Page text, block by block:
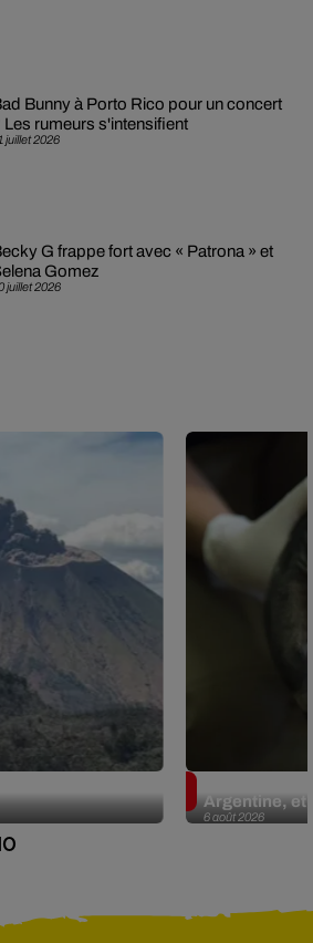
juillet 2026
Bunny à Porto Rico pour un concert
Les rumeurs s'intensifient
juillet 2026
G frappe fort avec « Patrona » et
Gomez
6 août 2026
Argentine, et